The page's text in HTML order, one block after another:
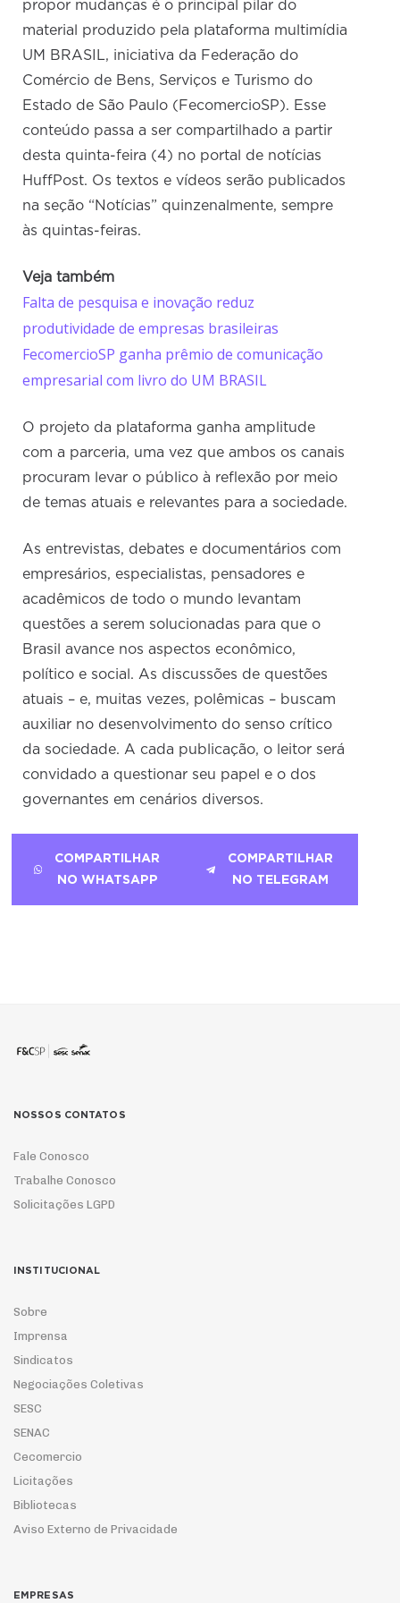
propor mudanças é o principal pilar do
material produzido pela plataforma multimídia
UM BRASIL, iniciativa da Federação do
Comércio de Bens, Serviços e Turismo do
Estado de São Paulo (FecomercioSP). Esse
conteúdo passa a ser compartilhado a partir
desta quinta-feira (4) no portal de notícias
HuffPost. Os textos e vídeos serão publicados
na seção “Notícias” quinzenalmente, sempre
às quintas-feiras.
Veja também
Falta de pesquisa e inovação reduz
produtividade de empresas brasileiras
FecomercioSP ganha prêmio de comunicação
empresarial com livro do UM BRASIL
O projeto da plataforma ganha amplitude
com a parceria, uma vez que ambos os canais
procuram levar o público à reflexão por meio
de temas atuais e relevantes para a sociedade.
As entrevistas, debates e documentários com
empresários, especialistas, pensadores e
acadêmicos de todo o mundo levantam
questões a serem solucionadas para que o
Brasil avance nos aspectos econômico,
político e social. As discussões de questões
atuais – e, muitas vezes, polêmicas – buscam
auxiliar no desenvolvimento do senso crítico
da sociedade. A cada publicação, o leitor será
convidado a questionar seu papel e o dos
governantes em cenários diversos.
COMPARTILHAR
NO WHATSAPP
COMPARTILHAR
NO TELEGRAM
NOSSOS CONTATOS
Fale Conosco
Trabalhe Conosco
Solicitações LGPD
INSTITUCIONAL
Sobre
Imprensa
Sindicatos
Negociações Coletivas
SESC
SENAC
Cecomercio
Licitações
Bibliotecas
Aviso Externo de Privacidade
EMPRESAS